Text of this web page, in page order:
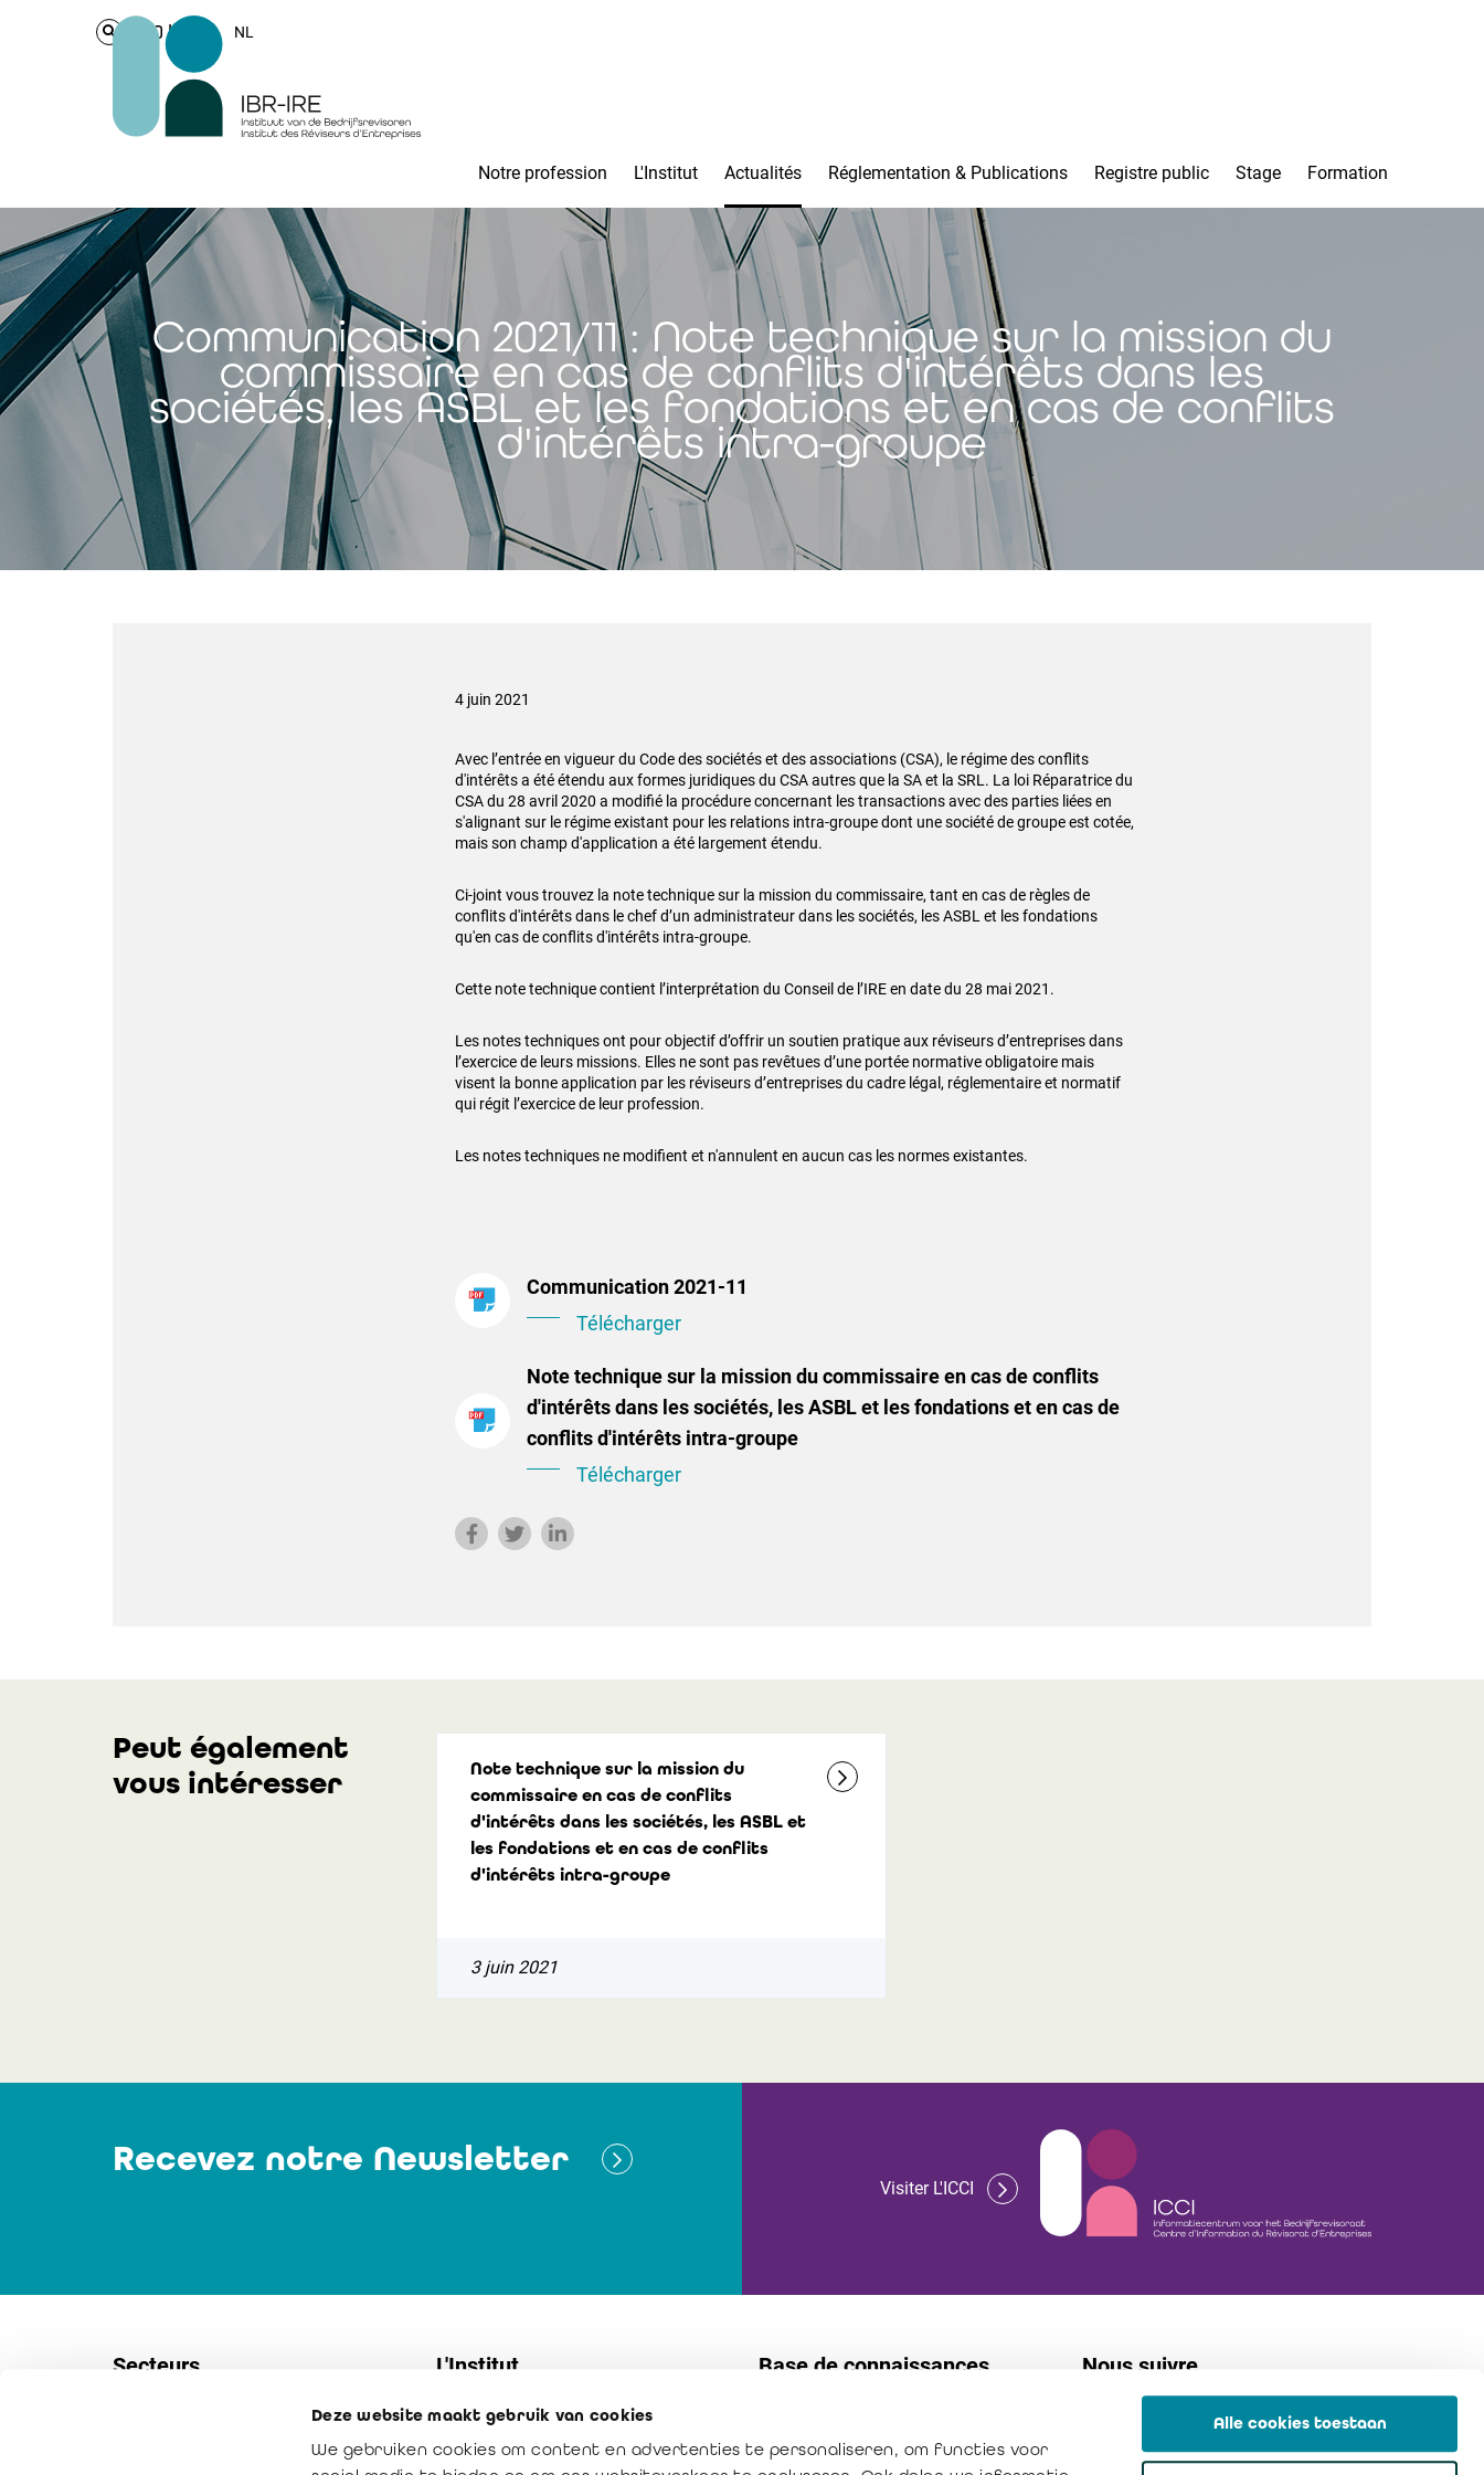
Deze website maakt gebruik van cookies
We gebruiken cookies om content en advertenties te personaliseren, om functies voor
Alle cookies toestaan
Login NL
Notre profession L'Institut Actualités Réglementation & Publications Registre public Stage Formation
Communication 2021/11 : Note technique sur la mission du
commissaire en cas de conflits d'intérêts dans les
sociétés, les ASBL et les fondations et en cas de conflits
d'intérêts intra-groupe
4 juin 2021
Avec l’entrée en vigueur du Code des sociétés et des associations (CSA), le régime des conflits
d'intérêts a été étendu aux formes juridiques du CSA autres que la SA et la SRL. La loi Réparatrice du
CSA du 28 avril 2020 a modifié la procédure concernant les transactions avec des parties liées en
s'alignant sur le régime existant pour les relations intra-groupe dont une société de groupe est cotée,
mais son champ d'application a été largement étendu.
Ci-joint vous trouvez la note technique sur la mission du commissaire, tant en cas de règles de
conflits d'intérêts dans le chef d’un administrateur dans les sociétés, les ASBL et les fondations
qu'en cas de conflits d'intérêts intra-groupe.
Cette note technique contient l’interprétation du Conseil de l’IRE en date du 28 mai 2021.
Les notes techniques ont pour objectif d’offrir un soutien pratique aux réviseurs d’entreprises dans
l’exercice de leurs missions. Elles ne sont pas revêtues d’une portée normative obligatoire mais
visent la bonne application par les réviseurs d’entreprises du cadre légal, réglementaire et normatif
qui régit l’exercice de leur profession.
Les notes techniques ne modifient et n'annulent en aucun cas les normes existantes.
Communication 2021-11
Télécharger
Note technique sur la mission du commissaire en cas de conflits
d'intérêts dans les sociétés, les ASBL et les fondations et en cas de
conflits d'intérêts intra-groupe
Télécharger
Peut également
vous intéresser
Note technique sur la mission du
commissaire en cas de conflits
d'intérêts dans les sociétés, les ASBL et
les fondations et en cas de conflits
d'intérêts intra-groupe
3 juin 2021
Recevez notre Newsletter
Visiter L'ICCI
Secteurs L'Institut
Contact
Base de connaissances
Publications
Nous suivre
flickr